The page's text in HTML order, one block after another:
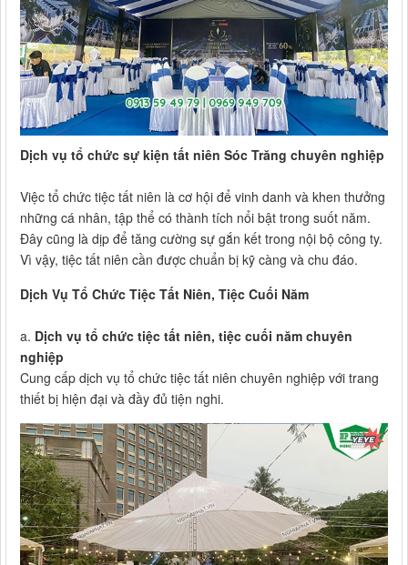
Dịch vụ tổ chức sự kiện tất niên Sóc Trăng chuyên nghiệp
Việc tổ chức tiệc tất niên là cơ hội để vinh danh và khen thưởng
những cá nhân, tập thể có thành tích nổi bật trong suốt năm.
Đây cũng là dịp để tăng cường sự gắn kết trong nội bộ công ty.
Vì vậy, tiệc tất niên cần được chuẩn bị kỹ càng và chu đáo.
Dịch Vụ Tổ Chức Tiệc Tất Niên, Tiệc Cuối Năm
a. Dịch vụ tổ chức tiệc tất niên, tiệc cuối năm chuyên
nghiệp
Cung cấp dịch vụ tổ chức tiệc tất niên chuyên nghiệp với trang
thiết bị hiện đại và đầy đủ tiện nghi.